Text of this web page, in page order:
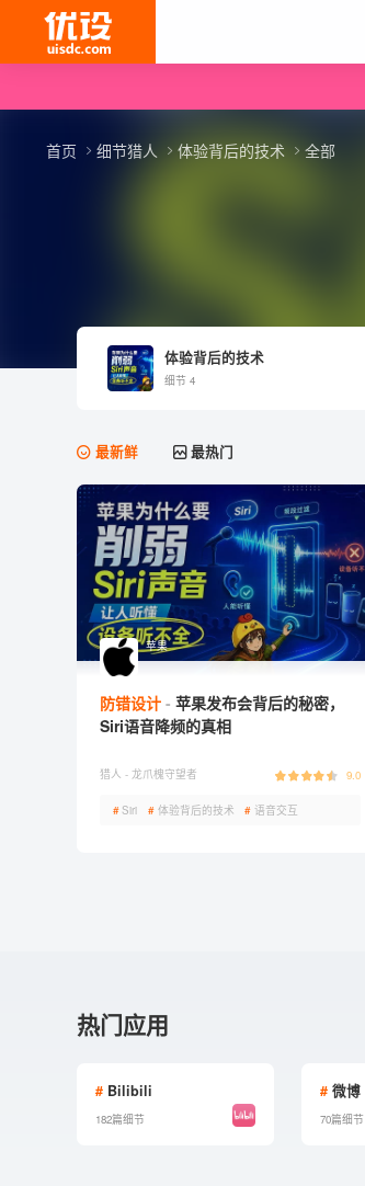
首页 细节猎人 体验背后的技术 全部
体验背后的技术
细节 4
最新鲜 最热门
苹果
防错设计
苹果发布会背后的秘密，
Siri语音降频的真相
猎人 - 龙爪槐守望者 9.0
# Siri # 体验背后的技术 # 语音交互
热门应用
#Bilibili
182篇细节
#微博
70篇细节